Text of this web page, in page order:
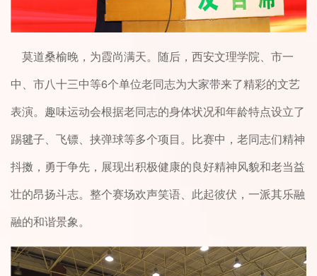
莫道桑榆晚，为霞尚满天。随后，西安文理学院、市一
中、市八十三中等6个单位老同志为大家带来了精彩的文艺
表演。趣味运动会根据老同志的身体状况和年龄特点设立了
踢毽子、飞镖、挟弹球等多个项目。比赛中，老同志们精神
抖擞，勇于争先，展现出积极健康的良好精神风貌和老当益
壮的昂扬斗志。整个赛场欢声笑语、此起彼伏，一派其乐融
融的和谐景象。